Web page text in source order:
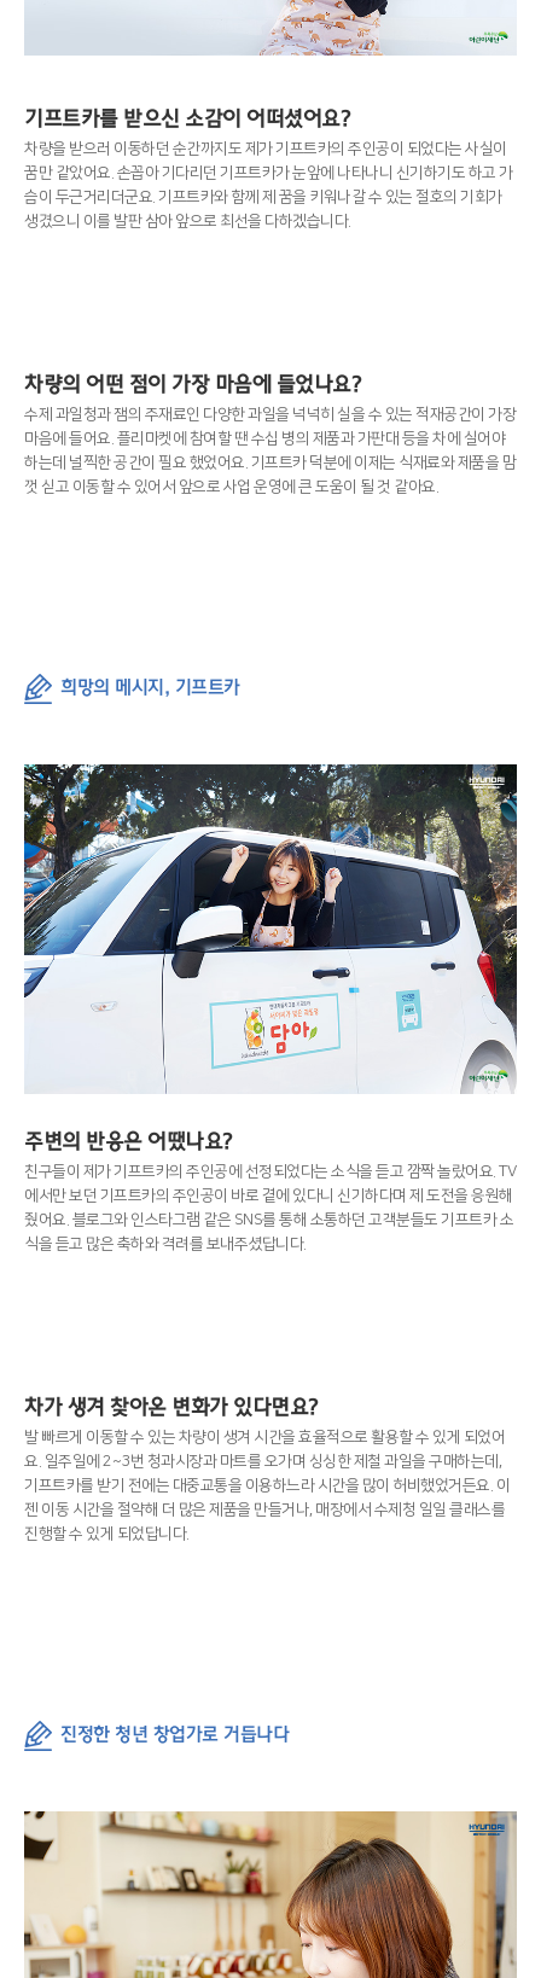
기프트카를 받으신 소감이 어떠셨어요?
차량을 받으러 이동하던 순간까지도 제가 기프트카의 주인공이 되었다는 사실이
꿈만 같았어요. 손꼽아 기다리던 기프트카가 눈앞에 나타나니 신기하기도 하고 가
슴이 두근거리더군요. 기프트카와 함께 제 꿈을 키워나갈 수 있는 절호의 기회가
생겼으니 이를 발판 삼아 앞으로 최선을 다하겠습니다.
차량의 어떤 점이 가장 마음에 들었나요?
수제 과일청과 잼의 주재료인 다양한 과일을 넉넉히 실을 수 있는 적재공간이 가장
마음에 들어요. 플리마켓에 참여할 땐 수십 병의 제품과 가판대 등을 차에 실어야
하는데 널찍한 공간이 필요 했었어요. 기프트카 덕분에 이제는 식재료와 제품을 맘
껏 싣고 이동할 수 있어서 앞으로 사업 운영에 큰 도움이 될 것 같아요.
희망의 메시지, 기프트카
주변의 반응은 어땠나요?
친구들이 제가 기프트카의 주인공에 선정되었다는 소식을 듣고 깜짝 놀랐어요. TV
에서만 보던 기프트카의 주인공이 바로 곁에 있다니 신기하다며 제 도전을 응원해
줬어요. 블로그와 인스타그램 같은 SNS를 통해 소통하던 고객분들도 기프트카 소
식을 듣고 많은 축하와 격려를 보내주셨답니다.
차가 생겨 찾아온 변화가 있다면요?
발 빠르게 이동할 수 있는 차량이 생겨 시간을 효율적으로 활용할 수 있게 되었어
요. 일주일에 2~3번 청과시장과 마트를 오가며 싱싱한 제철 과일을 구매하는데,
기프트카를 받기 전에는 대중교통을 이용하느라 시간을 많이 허비했었거든요. 이
젠 이동 시간을 절약해 더 많은 제품을 만들거나, 매장에서 수제청 일일 클래스를
진행할 수 있게 되었답니다.
진정한 청년 창업가로 거듭나다